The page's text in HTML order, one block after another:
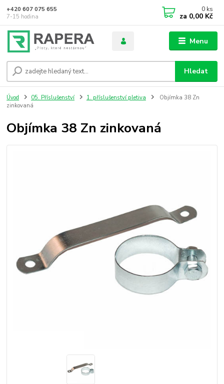
Menu
Hledat
+420 607 075 655
7-15 hodina
0 ks
za 0,00 Kč
Úvod 05. Příslušenství 1. příslušenství pletiva
Objímka 38 Zn
zinkovaná
Objímka 38 Zn zinkovaná